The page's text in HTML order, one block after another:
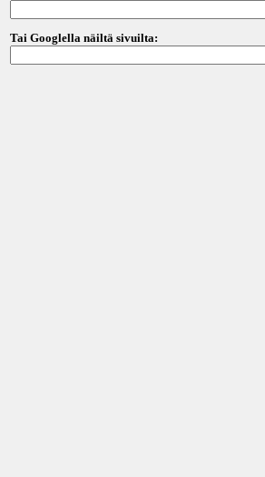
Tai Googlella näiltä sivuilta: